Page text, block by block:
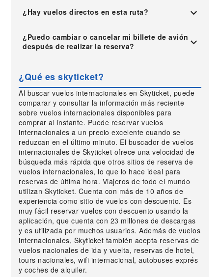
¿Hay vuelos directos en esta ruta?
¿Puedo cambiar o cancelar mi billete de avión
después de realizar la reserva?
¿Qué es skyticket?
Al buscar vuelos internacionales en Skyticket, puede
comparar y consultar la información más reciente
sobre vuelos internacionales disponibles para
comprar al instante. Puede reservar vuelos
internacionales a un precio excelente cuando se
reduzcan en el último minuto. El buscador de vuelos
internacionales de Skyticket ofrece una velocidad de
búsqueda más rápida que otros sitios de reserva de
vuelos internacionales, lo que lo hace ideal para
reservas de última hora. Viajeros de todo el mundo
utilizan Skyticket. Cuenta con más de 10 años de
experiencia como sitio de vuelos con descuento. Es
muy fácil reservar vuelos con descuento usando la
aplicación, que cuenta con 23 millones de descargas
y es utilizada por muchos usuarios. Además de vuelos
internacionales, Skyticket también acepta reservas de
vuelos nacionales de ida y vuelta, reservas de hotel,
tours nacionales, wifi internacional, autobuses exprés
y coches de alquiler.